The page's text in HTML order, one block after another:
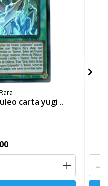
carta yugi ..
+ -